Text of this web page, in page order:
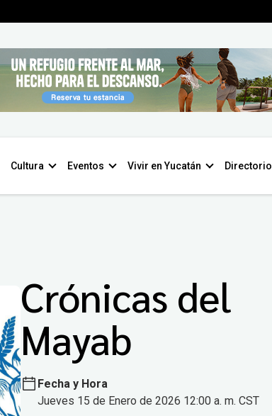
Cultura Eventos Vivir en Yucatán Directorio
Crónicas del
Mayab
Fecha y Hora
Jueves 15 de Enero de 2026 12:00 a. m. CST